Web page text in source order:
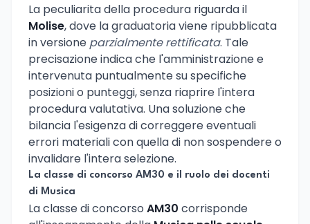
La peculiarita della procedura riguarda il
Molise, dove la graduatoria viene ripubblicata
in versione parzialmente rettificata. Tale
precisazione indica che l'amministrazione e
intervenuta puntualmente su specifiche
posizioni o punteggi, senza riaprire l'intera
procedura valutativa. Una soluzione che
bilancia l'esigenza di correggere eventuali
errori materiali con quella di non sospendere o
invalidare l'intera selezione.
La classe di concorso AM30 e il ruolo dei docenti
di Musica
La classe di concorso AM30 corrisponde